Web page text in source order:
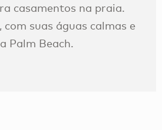
casamentos na praia.
com suas águas calmas e
Palm Beach.